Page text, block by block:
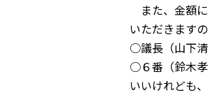
また、金額
いただきます
○議長（山下
○６番（鈴木
いいけれども